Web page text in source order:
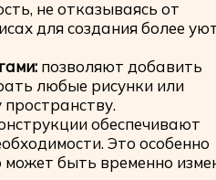
не отказываясь от
для создания более
позволяют добавить
любые рисунки или
обеспечивают
Это особенно
быть временно